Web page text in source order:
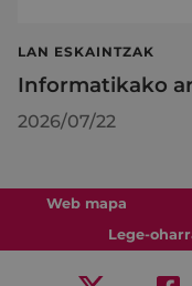
LAN ESKAINTZAK
Informatikako
2026/07/22
Web mapa
Lege-